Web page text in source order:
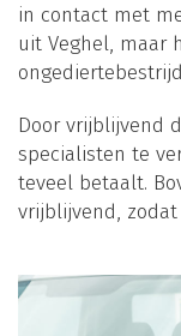
in contact met
uit Veghel, maar
Door vrijblijvend
specialisten te
teveel betaalt.
vrijblijvend,